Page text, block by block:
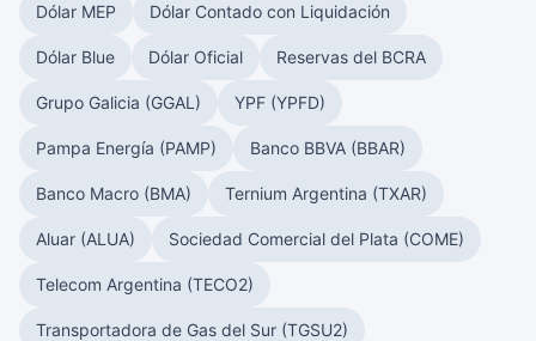
Dólar MEP Dólar Contado con Liquidación
Dólar Blue Dólar Oficial Reservas del BCRA
Grupo Galicia (GGAL) YPF (YPFD)
Pampa Energía (PAMP) Banco BBVA (BBAR)
Banco Macro (BMA) Ternium Argentina (TXAR)
Aluar (ALUA) Sociedad Comercial del Plata (COME)
Telecom Argentina (TECO2)
Transportadora de Gas del Sur (TGSU2)